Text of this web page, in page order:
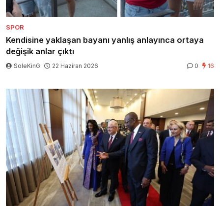
SPOR
Kendisine yaklaşan bayanı yanlış anlayınca ortaya
değişik anlar çıktı
SoleKinG 22 Haziran 2026 0 16